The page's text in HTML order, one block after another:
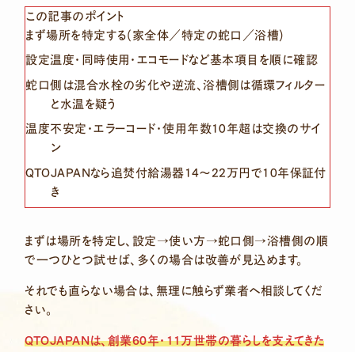
この記事のポイント
まず場所を特定する(家全体／特定の蛇口／浴槽)
設定温度・同時使用・エコモードなど基本項目を順に確認
蛇口側は混合水栓の劣化や逆流、浴槽側は循環フィルター
と水温を疑う
温度不安定・エラーコード・使用年数10年超は交換のサイ
ン
QTOJAPANなら追焚付給湯器14〜22万円で10年保証付
き
まずは場所を特定し、設定→使い方→蛇口側→浴槽側の順
で一つひとつ試せば、多くの場合は改善が見込めます。
それでも直らない場合は、無理に触らず業者へ相談してくだ
さい。
QTOJAPANは、創業60年・11万世帯の暮らしを支えてきた